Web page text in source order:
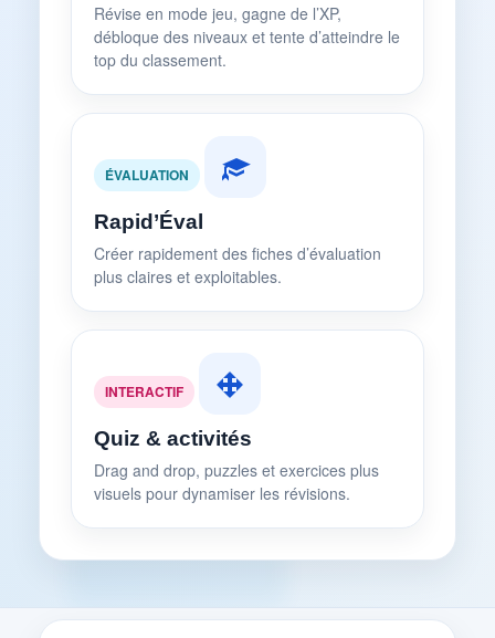
Révise en mode jeu, gagne de l’XP,
débloque des niveaux et tente d’atteindre le
top du classement.
ÉVALUATION
Rapid’Éval
Créer rapidement des fiches d’évaluation
plus claires et exploitables.
INTERACTIF
Quiz & activités
Drag and drop, puzzles et exercices plus
visuels pour dynamiser les révisions.